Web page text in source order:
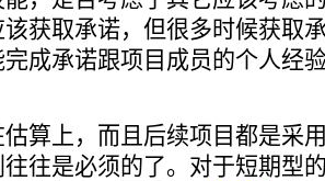
获取承诺，但很多时候获取
成承诺跟项目成员的个人经
估算上，而且后续项目都是采
往是必须的了。对于短期型